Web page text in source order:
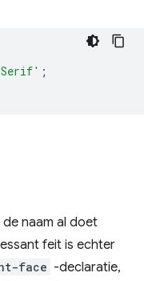
;
naam al doet
feit is echter
face -declaratie,